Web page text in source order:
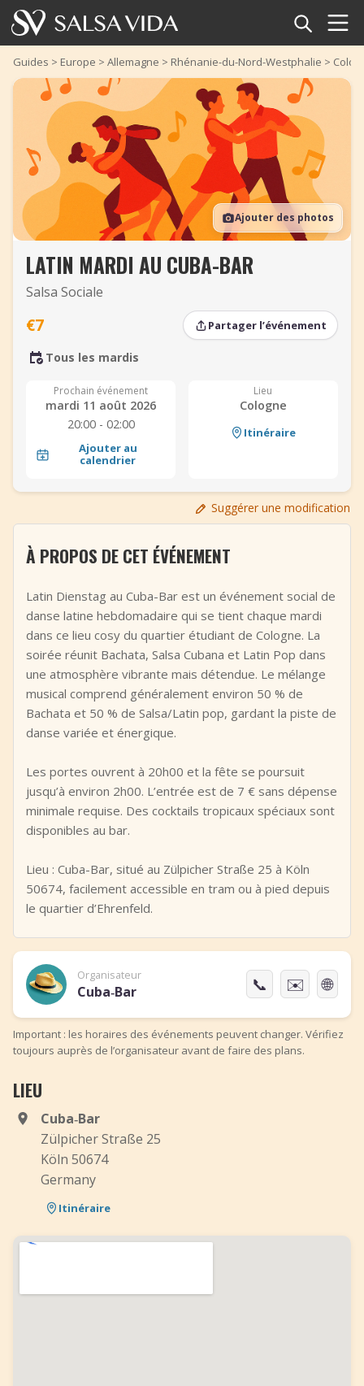
Accueil
Événements
Actualités
Articles
Vidéos
Glossaire
Boutique
Ajouter un événement
Guides > Europe > Allemagne > Rhénanie-du-Nord-Westphalie >
Ajouter des photos
LATIN MARDI AU CUBA-BAR
Salsa Sociale
€7 Partager l’événement
Tous les mardis
Prochain événement
mardi 11 août 2026
20:00 - 02:00
Ajouter au
calendrier
Lieu
Cologne
Itinéraire
Suggérer une modification
À PROPOS DE CET ÉVÉNEMENT
Latin Dienstag au Cuba-Bar est un événement social de
danse latine hebdomadaire qui se tient chaque mardi
dans ce lieu cosy du quartier étudiant de Cologne. La
soirée réunit Bachata, Salsa Cubana et Latin Pop dans
une atmosphère vibrante mais détendue. Le mélange
musical comprend généralement environ 50 % de
Bachata et 50 % de Salsa/Latin pop, gardant la piste de
danse variée et énergique.
Les portes ouvrent à 20h00 et la fête se poursuit
jusqu’à environ 2h00. L’entrée est de 7 € sans dépense
minimale requise. Des cocktails tropicaux spéciaux sont
disponibles au bar.
Lieu : Cuba-Bar, situé au Zülpicher Straße 25 à Köln
50674, facilement accessible en tram ou à pied depuis
le quartier d’Ehrenfeld.
Organisateur
Cuba‑Bar 📞 ✉️ 🌐
Important : les horaires des événements peuvent changer. Vérifiez
toujours auprès de l’organisateur avant de faire des plans.
LIEU
Cuba‑Bar
Zülpicher Straße 25
Köln 50674
Germany
Itinéraire